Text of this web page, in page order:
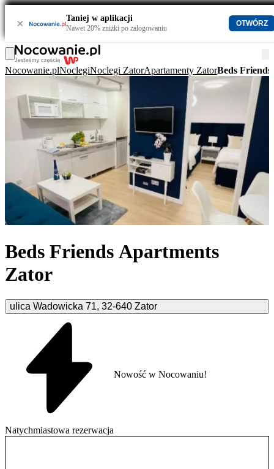
× Taniej w aplikacji
Nawet 20% zniżki po zalogowaniu
OTWÓRZ
Nocowanie.plNoclegiNoclegi ZatorApartamenty ZatorBeds
Beds Friends Apartments
Zator
ulica Wadowicka 71, 32-640 Zator
Natychmiastowa rezerwacja
Nowość w Nocowaniu!